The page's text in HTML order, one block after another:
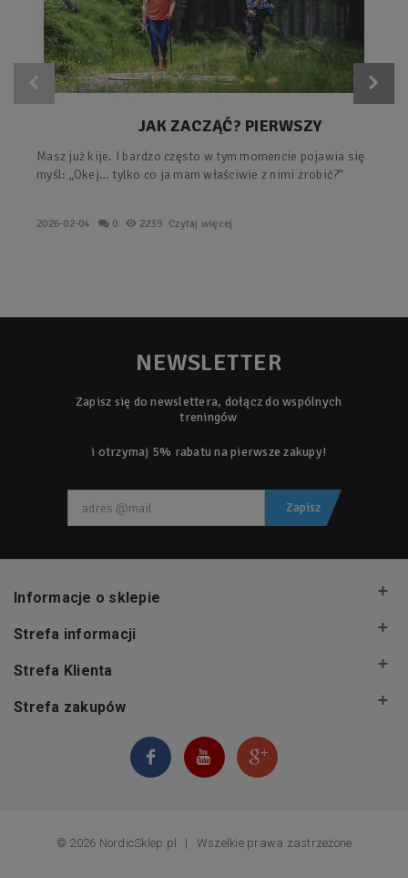
JAK ZACZĄĆ? PIERWSZY
PLAN KROK PO KROKU.
Masz już kije. I bardzo często w tym momencie pojawia się
myśl: „Okej… tylko co ja mam właściwie z nimi zrobić?”
2026-02-04 0 2239 Czytaj więcej
NEWSLETTER
Zapisz się do newslettera, dołącz do wspólnych
treningów
i otrzymaj 5% rabatu na pierwsze zakupy!
Zapisz
Informacje o sklepie
Strefa informacji
Strefa Klienta
Strefa zakupów
© 2026 NordicSklep.pl | Wszelkie prawa zastrzeżone